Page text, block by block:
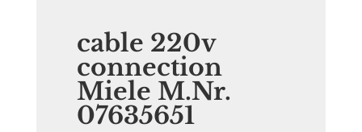
cable 220v
connection
Miele M.Nr.
07635651